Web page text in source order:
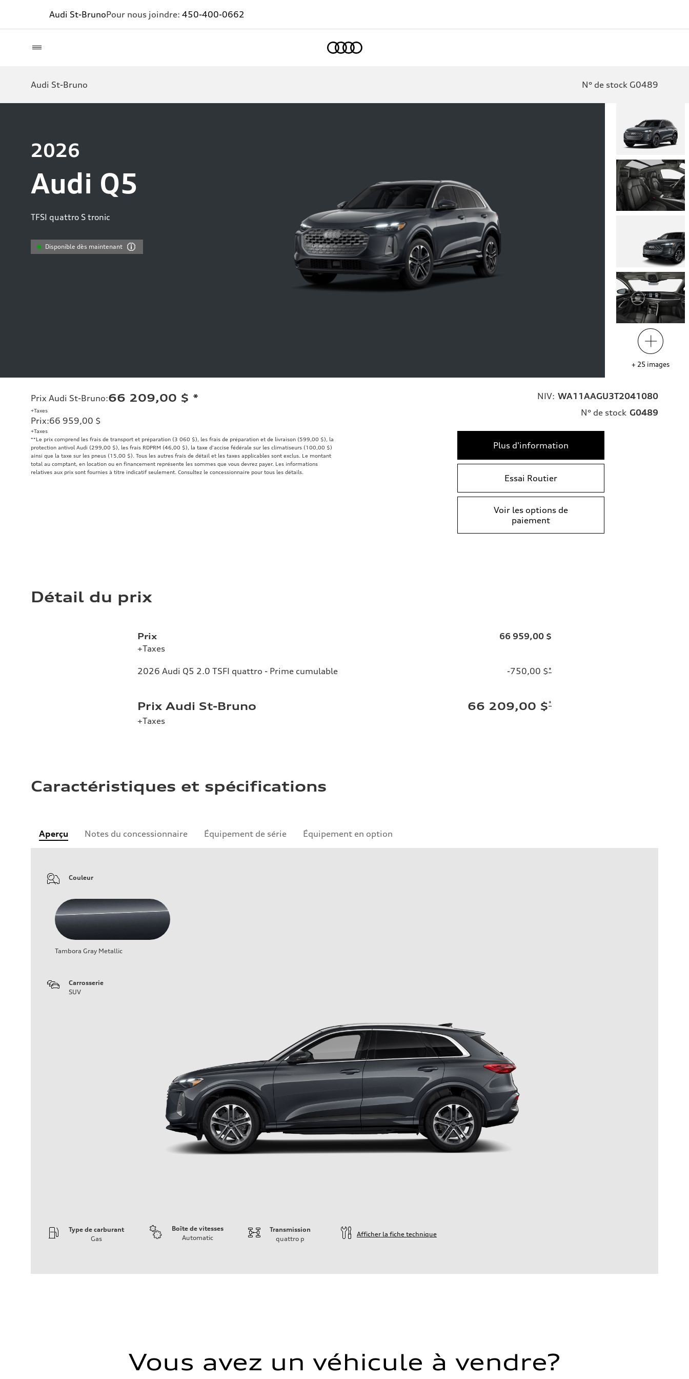
Audi St-BrunoPour nous joindre: 450-400-0662
Audi St-Bruno N° de stock G0489
2026
Audi Q5
TFSI quattro S tronic
Disponible dès maintenant
+ 25 images
Prix Audi St-Bruno:66 209,00 $ *
+Taxes
Prix:66 959,00 $
+Taxes
**Le prix comprend les frais de transport et préparation (3 060 $), les frais de préparation et de livraison (599,00 $), la
protection antivol Audi (299,00 $), les frais RDPRM (46,00 $), la taxe d'accise fédérale sur les climatiseurs (100,00 $)
ainsi que la taxe sur les pneus (15,00 $). Tous les autres frais de détail et les taxes applicables sont exclus. Le montant
total au comptant, en location ou en financement représente les sommes que vous devrez payer. Les informations
relatives aux prix sont fournies à titre indicatif seulement. Consultez le concessionnaire pour tous les détails.
NIV: WA11AAGU3T2041080
N° de stock G0489
Plus d'information
Essai Routier
Voir les options de
paiement
Détail du prix
Prix
+Taxes
66 959,00 $
2026 Audi Q5 2.0 TSFI quattro - Prime cumulable -750,00 $*
Prix Audi St-Bruno
+Taxes
66 209,00 $*
Caractéristiques et spécifications
Aperçu Notes du concessionnaire Équipement de série Équipement en option
Couleur
Tambora Gray Metallic
Carrosserie
SUV
Type de carburant
Gas
Boîte de vitesses
Automatic
Transmission
quattro p
Afficher la fiche technique
5-link independent with stabilizer barVous avez un véhicule à vendre?